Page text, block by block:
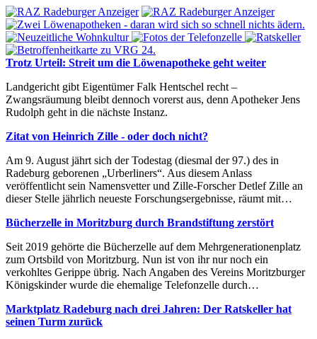
Trotz Urteil: Streit um die Löwenapotheke geht weiter
Landgericht gibt Eigentümer Falk Hentschel recht –
Zwangsräumung bleibt dennoch vorerst aus, denn Apotheker Jens
Rudolph geht in die nächste Instanz.
Zitat von Heinrich Zille - oder doch nicht?
Am 9. August jährt sich der Todestag (diesmal der 97.) des in
Radeburg geborenen „Urberliners“. Aus diesem Anlass
veröffentlicht sein Namensvetter und Zille-Forscher Detlef Zille an
dieser Stelle jährlich neueste Forschungsergebnisse, räumt mit…
Bücherzelle in Moritzburg durch Brandstiftung zerstört
Seit 2019 gehörte die Bücherzelle auf dem Mehrgenerationenplatz
zum Ortsbild von Moritzburg. Nun ist von ihr nur noch ein
verkohltes Gerippe übrig. Nach Angaben des Vereins Moritzburger
Königskinder wurde die ehemalige Telefonzelle durch…
Marktplatz Radeburg nach drei Jahren: Der Ratskeller hat
seinen Turm zurück